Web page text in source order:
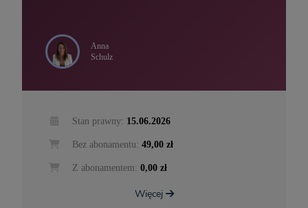
Anna
Schulz
Stan prawny: 15.06.2026
Bez abonamentu: 49,00 zł
Z abonamentem: 0,00 zł
Więcej